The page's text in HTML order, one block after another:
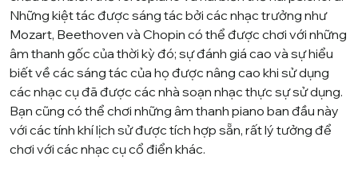
Những kiệt tác được sáng tác bởi các nhạc trưởng như
Mozart, Beethoven và Chopin có thể được chơi với những
âm thanh gốc của thời kỳ đó; sự đánh giá cao và sự hiểu
biết về các sáng tác của họ được nâng cao khi sử dụng
các nhạc cụ đã được các nhà soạn nhạc thực sự sử dụng.
Bạn cũng có thể chơi những âm thanh piano ban đầu này
với các tính khí lịch sử được tích hợp sẵn, rất lý tưởng để
chơi với các nhạc cụ cổ điển khác.